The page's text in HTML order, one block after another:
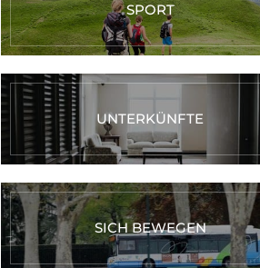
SPORT
UNTERKÜNFTE
SICH BEWEGEN